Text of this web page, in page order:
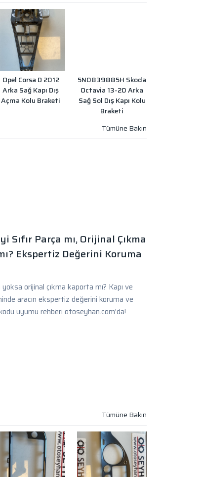
Opel Corsa D 2012
Arka Sağ Kapı Dış
Açma Kolu Braketi
5N0839885H Skoda
Octavia 13-20 Arka
Sağ Sol Dış Kapı Kolu
Braketi
Sıfır Parça mı, Orijinal Çıkma
Ekspertiz Değerini Koruma
orijinal çıkma kaporta mı? Kapı ve
aracın ekspertiz değerini koruma ve
uyumu rehberi otoseyhan.com'da!